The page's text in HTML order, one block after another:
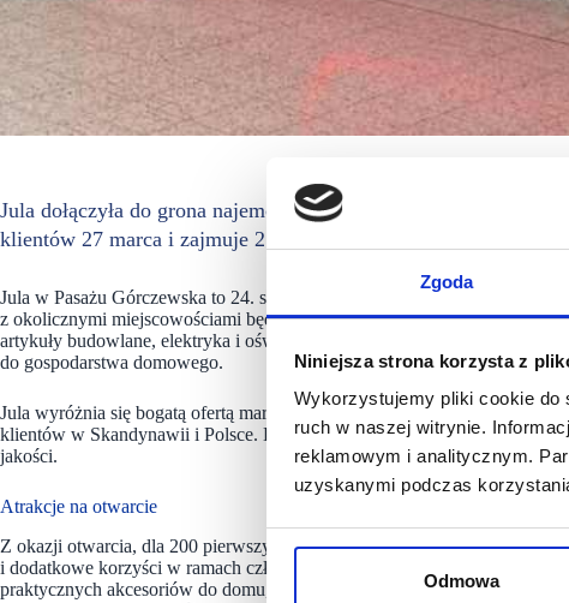
Zgoda
Niniejsza strona korzysta z
Wykorzystujemy pliki cookie do
ruch w naszej witrynie.
reklamowym i analitycznym.
uzyskanymi podczas
Odmowa
Jula dołączyła do grona najemców Pasażu Górczewskiego na
klientów 27 marca i zajmuje 2 200 mkw. powierzchni najmu.
Jula w Pasażu Górczewska to 24. sklep szwedzkiej sieci w Polsce i 4. w
z okolicznymi miejscowościami będą mogli skorzystać z bogatego
artykuły budowlane, elektryka i oświetlenie, odzież ochronna,
do gospodarstwa domowego.
Jula wyróżnia się bogatą ofertą marek własnych oraz
klientów w Skandynawii i Polsce. Dzięki bezpośredniej współpracy z
jakości.
Atrakcje na otwarcie
Z okazji otwarcia, dla 200 pierwszych klientów sklep przygotował torby
i dodatkowe korzyści w ramach członkostwa w JulaClub. Profesjonaliści i
praktycznych akcesoriów do domu, ogrodu oraz wypoczynku będą mieli